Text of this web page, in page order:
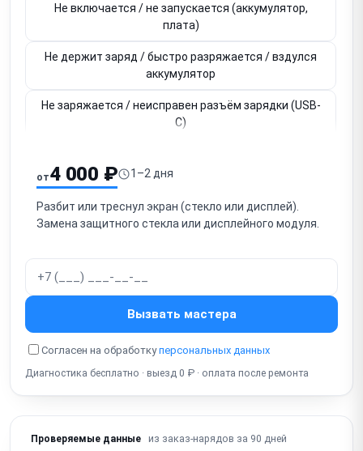
Не включается / не запускается (аккумулятор,
плата)
Не держит заряд / быстро разряжается / вздулся
аккумулятор
Не заряжается / неисправен разъём зарядки (USB-
C)
Не работает Wi-Fi / Bluetooth (основной интерфейс
связи)
Нет звука / не работают динамики
Не работает / не читает SIM-карта (LTE-модели)
боковой сканер)
Не работает кнопка питания / громкости
Не работает стилус / S-Pen (зарядка, сопряжение,
от4 000 ₽ 1–2 дня
Разбит или треснул экран (стекло или дисплей).
Замена защитного стекла или дисплейного модуля.
Вызвать мастера
Согласен на обработкуперсональных данных
Диагностика бесплатно · выезд 0 ₽ · оплата после ремонта
Проверяемые данные из заказ-нарядов за 90 дней